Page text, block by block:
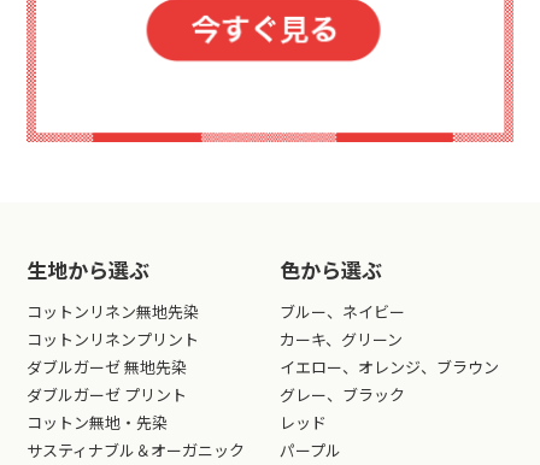
生地から選ぶ
コットンリネン無地先染
コットンリネンプリント
ダブルガーゼ 無地先染
ダブルガーゼ プリント
コットン無地・先染
サスティナブル＆オーガニック
色から選ぶ
ブルー、ネイビー
カーキ、グリーン
イエロー、オレンジ、ブラウン
グレー、ブラック
レッド
パープル